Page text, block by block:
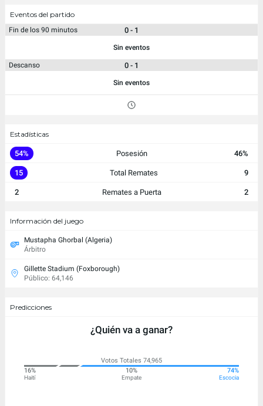
Eventos del partido
Fin de los 90 minutos 0 - 1
Sin eventos
Descanso 0 - 1
Sin eventos
Estadísticas
54% Posesión 46%
15 Total Remates 9
2 Remates a Puerta 2
Información del juego
Mustapha Ghorbal (Algeria)
Árbitro
Gillette Stadium (Foxborough)
Público: 64,146
Predicciones
¿Quién va a ganar?
Votos Totales 74,965
16%
Haití
10%
Empate
74%
Escocia